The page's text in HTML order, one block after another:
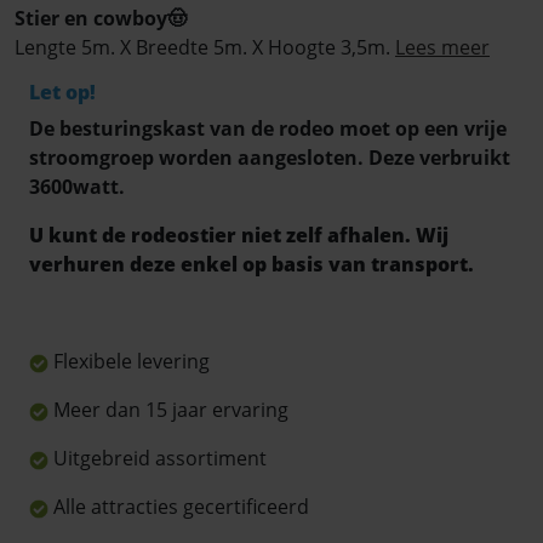
Stier en cowboy🤠
Lengte 5m. X Breedte 5m. X Hoogte 3,5m. Lees meer
Let op!
De besturingskast van de rodeo moet op een vrije
stroomgroep worden aangesloten. Deze verbruikt
3600watt.
U kunt de rodeostier niet zelf afhalen. Wij
verhuren deze enkel op basis van transport.
Flexibele levering
Meer dan 15 jaar ervaring
Uitgebreid assortiment
Alle attracties gecertificeerd